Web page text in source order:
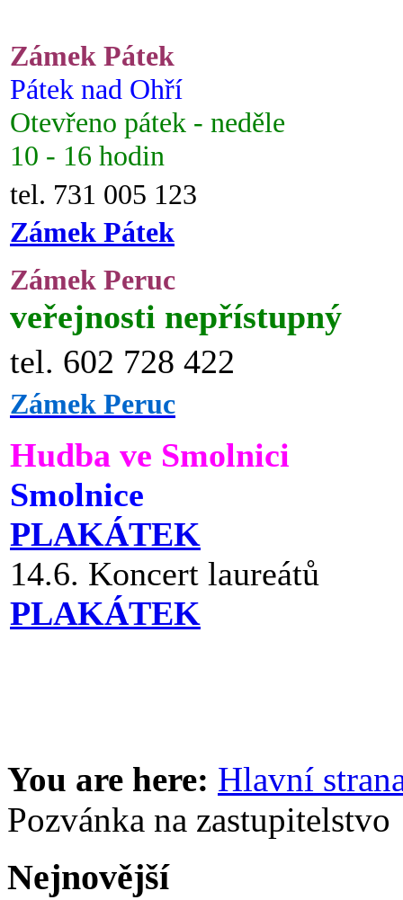
Zámek Pátek
Pátek nad Ohří
Otevřeno pátek - neděle
10 - 16 hodin
tel. 731 005 123
Zámek Pátek
Zámek Peruc
veřejnosti nepřístupný
tel. 602 728 422
Zámek Peruc
Hudba ve Smolnici
Smolnice
PLAKÁTEK
14.6. Koncert laureátů
PLAKÁTEK
You are here: Hlavní
Pozvánka na zastupitelstvo
Nejnovější